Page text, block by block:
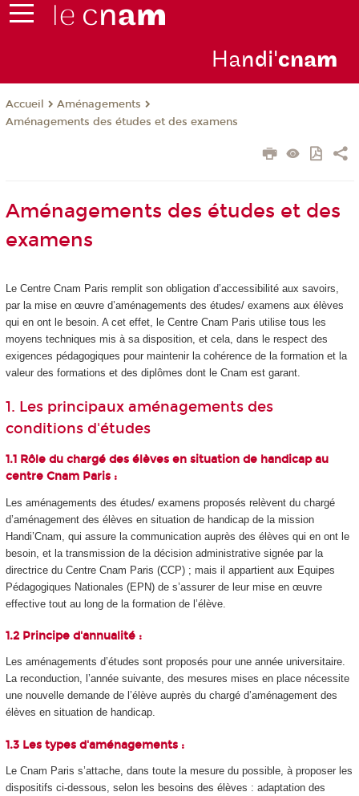
Handi'cnam
Accueil
Aménagements
Aménagements des études et des examens
Aménagements des études et des
examens
Le Centre Cnam Paris remplit son obligation d’accessibilité aux savoirs,
par la mise en œuvre d’aménagements des études/ examens aux élèves
qui en ont le besoin. A cet effet, le Centre Cnam Paris utilise tous les
moyens techniques mis à sa disposition, et cela, dans le respect des
exigences pédagogiques pour maintenir la cohérence de la formation et la
valeur des formations et des diplômes dont le Cnam est garant.
1. Les principaux aménagements des
conditions d'études
1.1 Rôle du chargé des élèves en situation de handicap au
centre Cnam Paris :
Les aménagements des études/ examens proposés relèvent du chargé
d’aménagement des élèves en situation de handicap de la mission
Handi’Cnam, qui assure la communication auprès des élèves qui en ont le
besoin, et la transmission de la décision administrative signée par la
directrice du Centre Cnam Paris (CCP) ; mais il appartient aux Equipes
Pédagogiques Nationales (EPN) de s’assurer de leur mise en œuvre
effective tout au long de la formation de l’élève.
1.2 Principe d'annualité :
Les aménagements d’études sont proposés pour une année universitaire.
La reconduction, l’année suivante, des mesures mises en place nécessite
une nouvelle demande de l’élève auprès du chargé d’aménagement des
élèves en situation de handicap.
1.3 Les types d'aménagements :
Le Cnam Paris s’attache, dans toute la mesure du possible, à proposer les
dispositifs ci-dessous, selon les besoins des élèves : adaptation des